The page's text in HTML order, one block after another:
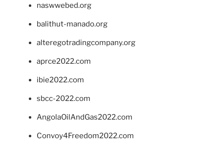
naswwebed.org
balithut-manado.org
alteregotradingcompany.org
aprce2022.com
ibie2022.com
sbcc-2022.com
AngolaOilAndGas2022.com
Convoy4Freedom2022.com